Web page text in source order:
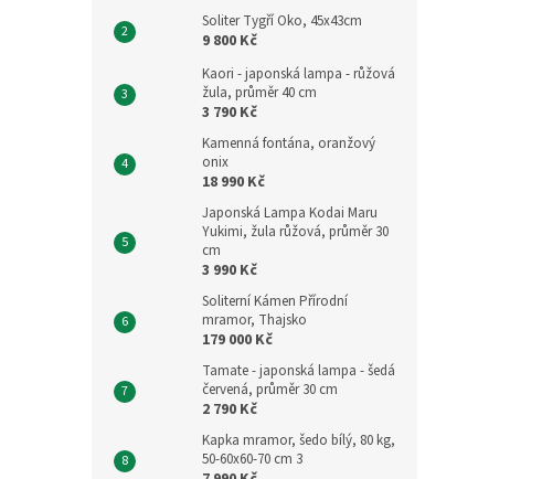
Soliter Tygří Oko, 45x43cm
9 800 Kč
Kaori - japonská lampa - růžová
žula, průměr 40 cm
3 790 Kč
Kamenná fontána, oranžový
onix
18 990 Kč
Japonská Lampa Kodai Maru
Yukimi, žula růžová, průměr 30
cm
3 990 Kč
Soliterní Kámen Přírodní
mramor, Thajsko
179 000 Kč
Tamate - japonská lampa - šedá
červená, průměr 30 cm
2 790 Kč
Kapka mramor, šedo bílý, 80 kg,
50-60x60-70 cm 3